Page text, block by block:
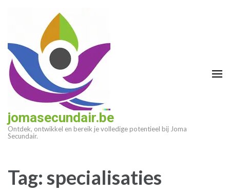
(druk
enter)
jomasecundair.be
Ontdek, ontwikkel en bereik je volledige potentieel bij Joma
Secundair.
Tag:specialisaties